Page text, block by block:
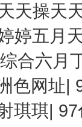
天操天
婷五月
合六月
色网址|
琪琪|